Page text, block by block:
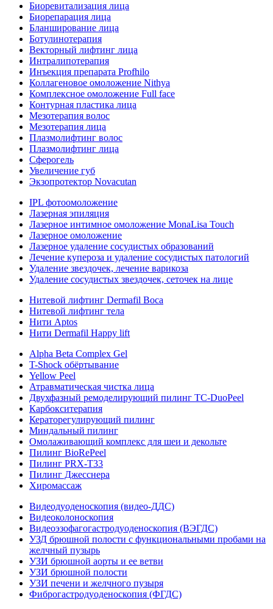
Биоревитализация лица
Биорепарация лица
Бланширование лица
Ботулинотерапия
Векторный лифтинг лица
Интралипотерапия
Инъекция препарата Profhilo
Коллагеновое омоложение Nithya
Комплексное омоложение Full face
Контурная пластика лица
Мезотерапия волос
Мезотерапия лица
Плазмолифтинг волос
Плазмолифтинг лица
Сферогель
Увеличение губ
Экзопротектор Novacutan
IPL фотоомоложение
Лазерная эпиляция
Лазерное интимное омоложение MonaLisa Touch
Лазерное омоложение
Лазерное удаление сосудистых образований
Лечение купероза и удаление сосудистых патологий
Удаление звездочек, лечение варикоза
Удаление сосудистых звездочек, сеточек на лице
Нитевой лифтинг Dermafil Boca
Нитевой лифтинг тела
Нити Aptos
Нити Dermafil Happy lift
Alpha Beta Complex Gel
T-Shock обёртывание
Yellow Peel
Атравматическая чистка лица
Двухфазный ремоделирующий пилинг TC-DuoPeel
Карбокситерапия
Кераторегулирующий пилинг
Миндальный пилинг
Омолаживающий комплекс для шеи и декольте
Пилинг BioRePeel
Пилинг PRX-T33
Пилинг Джесснера
Хиромассаж
Видеодуоденоскопия (видео-ДДС)
Видеоколоноскопия
Видеоэзофагогастродуоденоскопия (ВЭГДС)
УЗД брюшной полости с функциональными пробами на
желчный пузырь
УЗИ брюшной аорты и ее ветви
УЗИ брюшной полости
УЗИ печени и желчного пузыря
Фиброгастродуоденоскопия (ФГДС)